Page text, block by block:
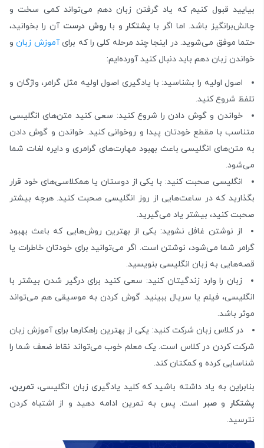
بیایید قبول کنیم که یاد گرفتن زبان دهم می‌تواند کمی سخت و
چالش‌برانگیز باشد. اما اگر با پشتکار و باروش درست آن را بخوانید،
حتما موفق می‌شوید. در اینجا چند مرحله کلی را که برایآموزش زبانو
خواندن زبان دهم باید دنبال کنید آورده‌ایم:
اصول اولیه را بشناسید: با یادگیری اصول اولیه مثل گرامر، واژگان و
تلفظ شروع کنید.
خواندن و گوش دادن را شروع کنید: سعی کنید متن‌های انگلیسی
متناسب با مقطع خودتان پیدا و روخوانی کنید. خواندن و گوش دادن
به متن‌های انگلیسی باعث بهبود مهارت‌های گرامری و دایره لغات شما
می‌شود.
انگلیسی صحبت کنید: با یکی از دوستان یا همکلاسی‌های خود قرار
بگذارید که در ساعت‌هایی از روز انگلیسی صحبت کنید. هرچه بیشتر
صحبت کنید، بیشتر یاد می‌گیرید.
از نوشتن غافل نشوید: یکی از بهترین روش‌هایی که باعث بهبود
گرامر شما می‌شود، نوشتن است. اگر می‌توانید برای خودتان خاطرات یا
قصه‌هایی به زبان انگلیسی بنویسید.
زبان را وارد زندگیتان کنید: سعی کنید برای درگیر شدن بیشتر با
انگلیسی، فیلم‌ یا سریال ببینید. گوش کردن به موسیقی هم می‌تواند
موثر باشد.
در کلاس زبان شرکت کنید: یکی از بهترین راهکارها برای آموزش زبان
شرکت کردن در کلاس است. یک معلم خوب می‌تواند نقاط ضعف شما را
شناسایی کرده و کمکتان کند.
بنابراین به یاد داشته باشید که کلید یادگیری زبان انگلیسی، تمرین،
پشتکار
وصبر است. پس به تمرین ادامه دهید و از اشتباه کردن
نترسید.